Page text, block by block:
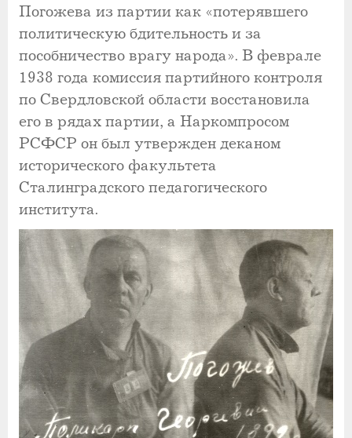
Погожева из партии как «потерявшего
политическую бдительность и за
пособничество врагу народа». В феврале
1938 года комиссия партийного контроля
по Свердловской области восстановила
его в рядах партии, а Наркомпросом
РСФСР он был утвержден деканом
исторического факультета
Сталинградского педагогического
института.